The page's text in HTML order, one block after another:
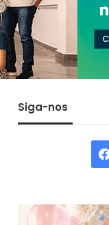
Siga-nos